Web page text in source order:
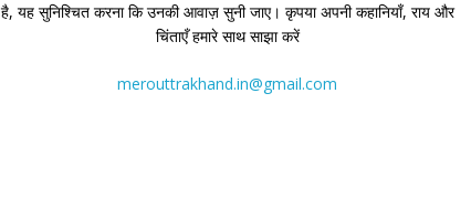
है, यह सुनिश्चित करना कि उनकी आवाज़ सुनी जाए। कृपया अपनी कहानियाँ, राय और
चिंताएँ हमारे साथ साझा करें
merouttrakhand.in@gmail.com